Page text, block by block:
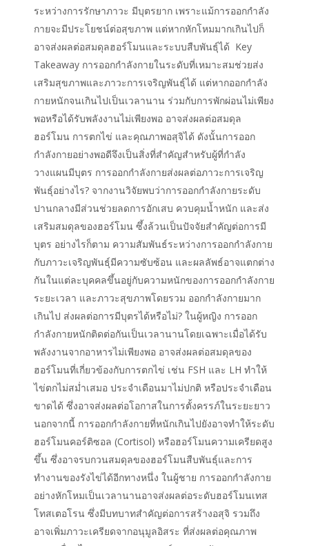
ระหว่างการรักษาภาวะ มีบุตรยาก เพราะแม้การออกกำลัง
กายจะมีประโยชน์ต่อสุขภาพ แต่หากหักโหมมากเกินไปก็
อาจส่งผลต่อสมดุลฮอร์โมนและระบบสืบพันธุ์ได้ Key
Takeaway การออกกำลังกายในระดับที่เหมาะสมช่วยส่ง
เสริมสุขภาพและภาวะการเจริญพันธุ์ได้ แต่หากออกกำลัง
กายหนักจนเกินไปเป็นเวลานาน ร่วมกับการพักผ่อนไม่เพียง
พอหรือได้รับพลังงานไม่เพียงพอ อาจส่งผลต่อสมดุล
ฮอร์โมน การตกไข่ และคุณภาพอสุจิได้ ดังนั้นการออก
กำลังกายอย่างพอดีจึงเป็นสิ่งที่สำคัญสำหรับผู้ที่กำลัง
วางแผนมีบุตร การออกกำลังกายส่งผลต่อภาวะการเจริญ
พันธุ์อย่างไร? จากงานวิจัยพบว่าการออกกำลังกายระดับ
ปานกลางมีส่วนช่วยลดการอักเสบ ควบคุมน้ำหนัก และส่ง
เสริมสมดุลของฮอร์โมน ซึ้งล้วนเป็นปัจจัยสำคัญต่อการมี
บุตร อย่างไรก็ตาม ความสัมพันธ์ระหว่างการออกกำลังกาย
กับภาวะเจริญพันธุ์มีความซับซ้อน และผลลัพธ์อาจแตกต่าง
กันในแต่ละบุคคลขึ้นอยู่กับความหนักของการออกกำลังกาย
ระยะเวลา และภาวะสุขภาพโดยรวม ออกกำลังกายมาก
เกินไป ส่งผลต่อการมีบุตรได้หรือไม่? ในผู้หญิง การออก
กำลังกายหนักติดต่อกันเป็นเวลานานโดยเฉพาะเมื่อได้รับ
พลังงานจากอาหารไม่เพียงพอ อาจส่งผลต่อสมดุลของ
ฮอร์โมนที่เกี่ยวข้องกับการตกไข่ เช่น FSH และ LH ทำให้
ไข่ตกไม่สม่ำเสมอ ประจำเดือนมาไม่ปกติ หรือประจำเดือน
ขาดได้ ซึ่งอาจส่งผลต่อโอกาสในการตั้งครรภ์ในระยะยาว
นอกจากนี้ การออกกำลังกายที่หนักเกินไปยังอาจทำให้ระดับ
ฮอร์โมนคอร์ติซอล (Cortisol) หรือฮอร์โมนความเครียดสูง
ขึ้น ซึ่งอาจรบกวนสมดุลของฮอร์โมนสืบพันธุ์และการ
ทำงานของรังไข่ได้อีกทางหนึ่ง ในผู้ชาย การออกกำลังกาย
อย่างหักโหมเป็นเวลานานอาจส่งผลต่อระดับฮอร์โมนเทส
โทสเตอโรน ซึ่งมีบทบาทสำคัญต่อการสร้างอสุจิ รวมถึง
อาจเพิ่มภาวะเครียดจากอนุมูลอิสระ ที่ส่งผลต่อคุณภาพ